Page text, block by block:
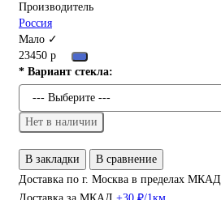
Производитель
Россия
Мало ✓
23450 р
* Вариант стекла:
Нет в наличии
В закладки
В сравнение
Доставка по г. Москва в пределах МКАД